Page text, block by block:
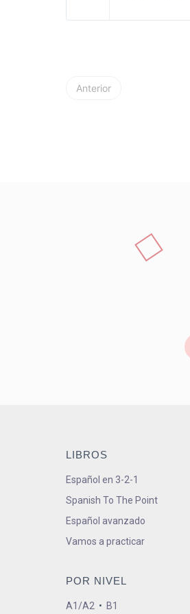
Anterior
LIBROS
Español en 3-2-1
Spanish To The Point
Español avanzado
Vamos a practicar
POR NIVEL
A1/A2 • B1